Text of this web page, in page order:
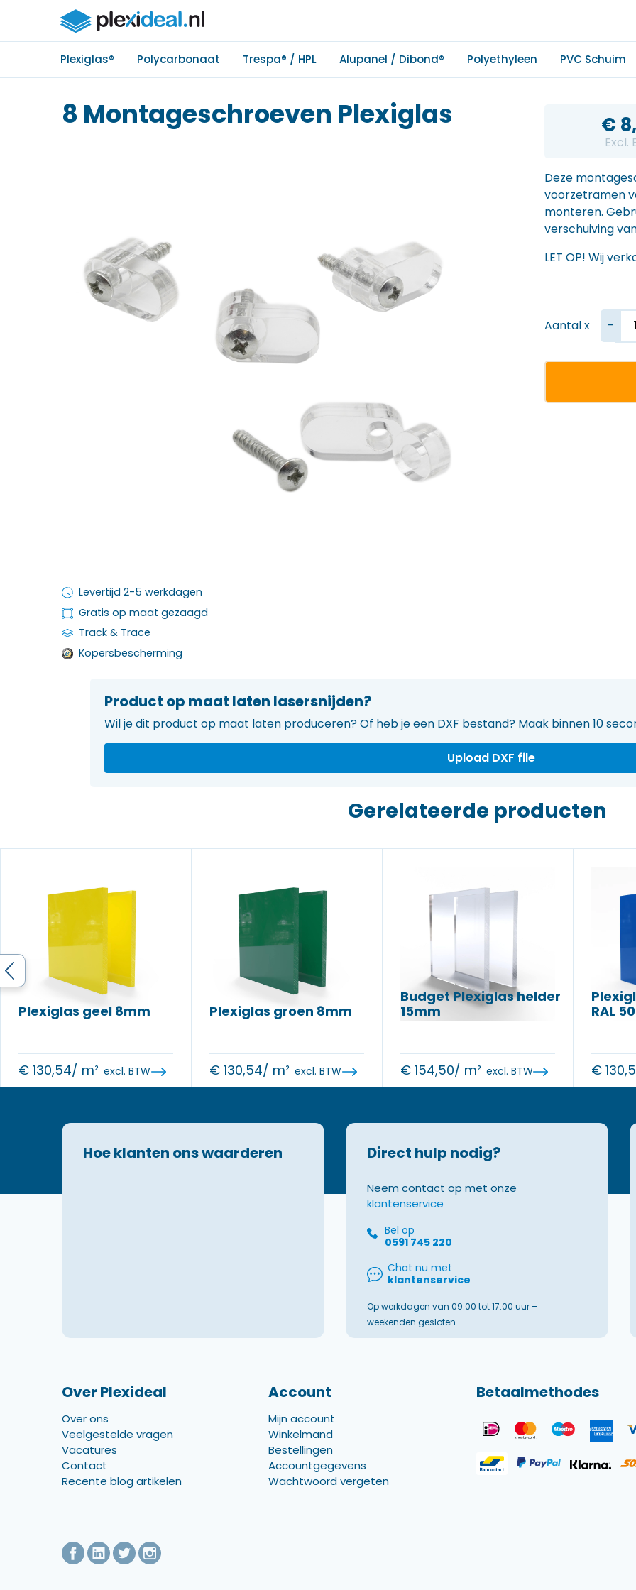
Plexiglas® Polycarbonaat Trespa® / HPL Alupanel / Dibond® Polyethyleen PVC Schuim
8 Montageschroeven Plexiglas €
Excl.
Deze
voorzetramen
monteren.
verschuiving
LET OP! Wij
Aantal x
8
Levertijd 2-5 werkdagen
Gratis op maat gezaagd
Track & Trace
Kopersbescherming
Product op maat laten lasersnijden?
Wil je dit product op maat laten produceren? Of heb je een DXF bestand? Maak binnen 10
Upload DXF file
Gerelateerde producten
Plexiglas geel 8mm
€ 130,54/ m² excl. BTW
Plexiglas groen 8mm
€ 130,54/ m² excl. BTW
Budget Plexiglas helder
15mm
€ 154,50/ m² excl. BTW
RAL
€
Hoe klanten ons waarderen Direct hulp nodig?
Neem contact op met onze
klantenservice
Bel op
0591 745 220
Chat nu met
klantenservice
Op werkdagen van 09.00 tot 17:00 uur –
weekenden gesloten
Over Plexideal
Over ons
Veelgestelde vragen
Vacatures
Contact
Recente blog artikelen
Account
Mijn account
Winkelmand
Bestellingen
Accountgegevens
Wachtwoord vergeten
Betaalmethodes